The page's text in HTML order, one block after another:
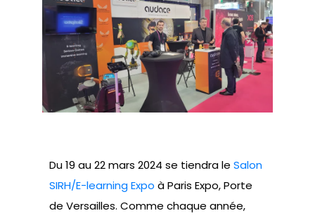
Du 19 au 22 mars 2024 se tiendra le Salon
SIRH/E-learning Expo à Paris Expo, Porte
de Versailles. Comme chaque année,